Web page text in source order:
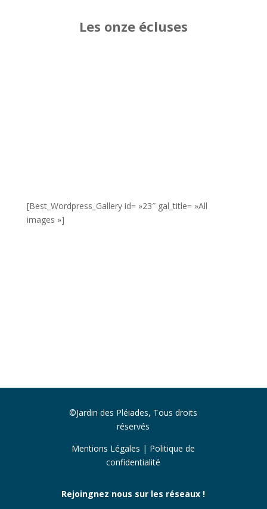
Les onze écluses
[Best_Wordpress_Gallery id= »23″ gal_title= »All
images »]
©Jardin des Pléiades, Tous droits
réservés
Mentions Légales | Politique de
confidentialité
Rejoingnez nous sur les réseaux !